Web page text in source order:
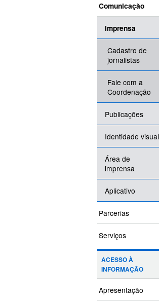
Comunicação
Imprensa
Cadastro de
jornalistas
Fale com a
Coordenação
Publicações
Identidade visual
Área de
imprensa
Aplicativo
Parcerias
Serviços
ACESSO À
INFORMAÇÃO
Apresentação